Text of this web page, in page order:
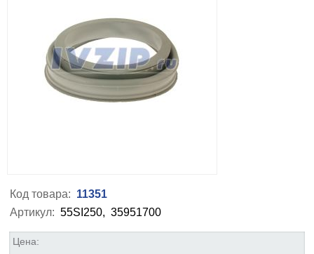
Код товара: 11351
Артикул: 55SI250, 35951700
Цена: